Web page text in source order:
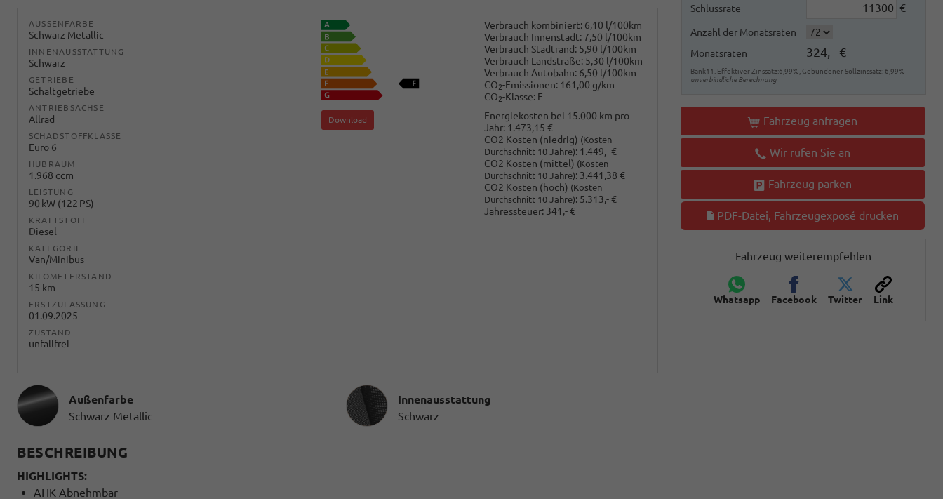
Schlussrate €
Anzahl der Monatsraten
Monatsraten
324,– €
Bank11. Effektiver Zinssatz:6,99%, Gebundener Sollzinssatz: 6,99%
unverbindliche Berechnung
Fahrzeug anfragen
Wir rufen Sie an
Fahrzeug parken
PDF-Datei, Fahrzeugexposé drucken
Fahrzeug weiterempfehlen
Whatsapp Facebook Twitter Link
AUSSENFARBE
Schwarz Metallic
INNENAUSSTATTUNG
Schwarz
GETRIEBE
Schaltgetriebe
ANTRIEBSACHSE
Allrad
SCHADSTOFFKLASSE
Euro 6
HUBRAUM
1.968 ccm
LEISTUNG
90 kW (122 PS)
KRAFTSTOFF
Diesel
KATEGORIE
Van/Minibus
KILOMETERSTAND
15 km
ERSTZULASSUNG
01.09.2025
ZUSTAND
unfallfrei
Verbrauch kombiniert: 6,10 l/100km
Verbrauch Innenstadt: 7,50 l/100km
Verbrauch Stadtrand: 5,90 l/100km
Verbrauch Landstraße: 5,30 l/100km
Verbrauch Autobahn: 6,50 l/100km
CO2-Emissionen: 161,00 g/km
CO2-Klasse: F
Download
Energiekosten bei 15.000 km pro
Jahr: 1.473,15 €
CO2 Kosten (niedrig) (Kosten
Durchschnitt 10 Jahre): 1.449,- €
CO2 Kosten (mittel) (Kosten
Durchschnitt 10 Jahre): 3.441,38 €
CO2 Kosten (hoch) (Kosten
Durchschnitt 10 Jahre): 5.313,- €
Jahressteuer: 341,- €
Außenfarbe
Schwarz Metallic
InnenausstattungInnenausstattung
Schwarz
BESCHREIBUNG
HIGHLIGHTS:
AHK Abnehmbar